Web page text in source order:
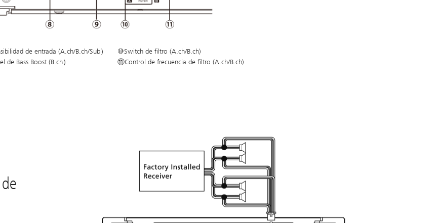
de entrada (A.ch/B.ch/Sub）
Bass Boost (B.ch）
⑩Switch de filtro (A.ch/B.ch)
⑪Control de frecuencia de filtro (A.ch/B.ch)